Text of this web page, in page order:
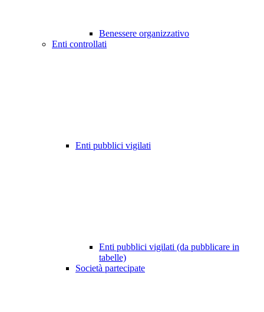
Benessere organizzativo
Enti controllati
Enti pubblici vigilati
Enti pubblici vigilati (da pubblicare in
tabelle)
Società partecipate